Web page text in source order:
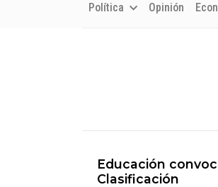
Política Opinión
Educación
Clasificación